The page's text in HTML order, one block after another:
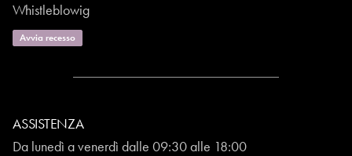
Whistleblowig
Avvia recesso
ASSISTENZA
Da lunedì a venerdì dalle 09:30 alle 18:00